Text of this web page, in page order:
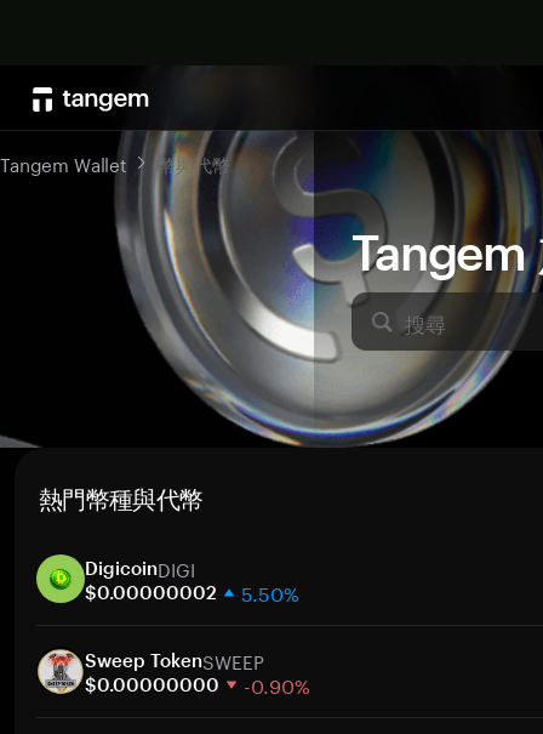
Tangem
搜尋
Tangem Wallet 幣與代幣
熱門幣種與代幣
DigicoinDIGI
$0.00000002 5.50%
30 天
市值
Sweep TokenSWEEP
$0.00000000 -0.90%